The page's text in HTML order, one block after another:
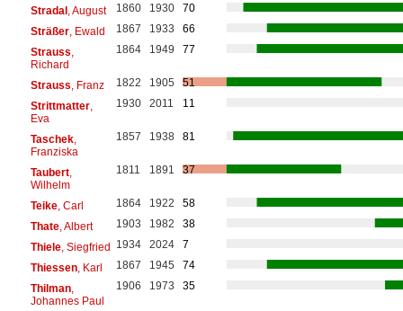
Stradal, August 1860 1930
70
Sträßer, Ewald 1867 1933
66
Strauss
Richard
1864 1949 77
Strauss , Franz 1822 1905
51
Strittmatter,
Eva
1930 2011 11
Taschek,
Franziska
1857 1938 81
Taubert,
Wilhelm
1811 1891 37
Teike, Carl 1864 1922
58
Thate, Albert 1903 1982
38
Thiele, Siegfried 1934 2024
7
Thiessen, Karl 1867 1945
74
Thilman,
Johannes Paul
1906 1973 35